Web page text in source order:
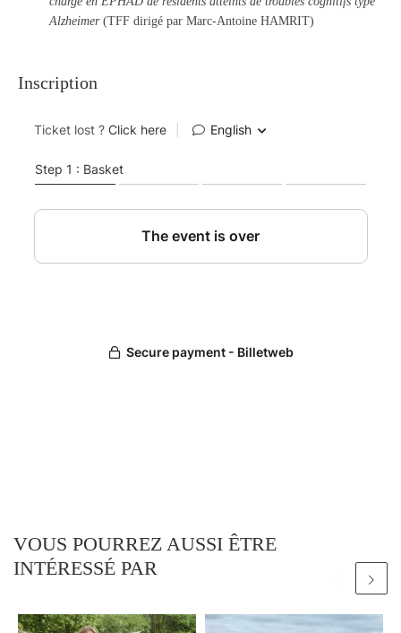
Alzheimer(TFF dirigé par Marc-Antoine HAMRIT)
Inscription
VOUS POURREZ AUSSI ÊTRE
INTÉRESSÉ PAR